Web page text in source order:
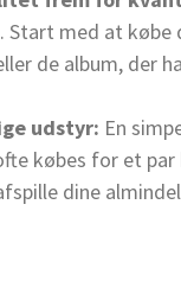
Start med at købe
de album, der
udstyr: En
købes for et
dine